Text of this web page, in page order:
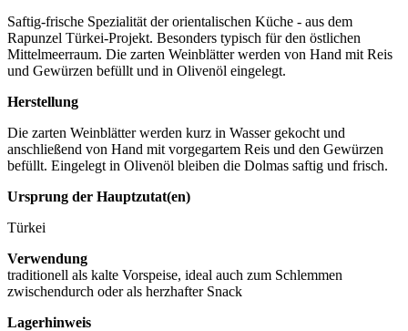
Saftig-frische Spezialität der orientalischen Küche - aus dem
Rapunzel Türkei-Projekt. Besonders typisch für den östlichen
Mittelmeerraum. Die zarten Weinblätter werden von Hand mit Reis
und Gewürzen befüllt und in Olivenöl eingelegt.
Herstellung
Die zarten Weinblätter werden kurz in Wasser gekocht und
anschließend von Hand mit vorgegartem Reis und den Gewürzen
befüllt. Eingelegt in Olivenöl bleiben die Dolmas saftig und frisch.
Ursprung der Hauptzutat(en)
Türkei
Verwendung
traditionell als kalte Vorspeise, ideal auch zum Schlemmen
zwischendurch oder als herzhafter Snack
Lagerhinweis